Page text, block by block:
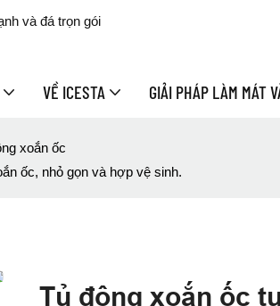
và đá trọn gói
VỀ ICESTA GIẢI PHÁP LÀM MÁT
xoắn ốc
ốc, nhỏ gọn và hợp vệ sinh.
Tủ đông xoắn ốc